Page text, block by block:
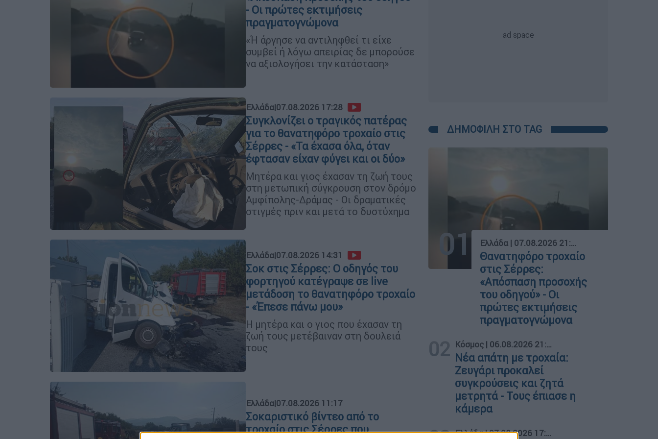
- Οι πρώτες εκτιμήσεις
πραγματογνώμονα
«Ή άργησε να αντιληφθεί τι είχε
συμβεί ή λόγω απειρίας δε μπορούσε
να αξιολογήσει την κατάσταση»
Ελλάδα|07.08.2026 17:28
Συγκλονίζει ο τραγικός πατέρας
για το θανατηφόρο τροχαίο στις
Σέρρες - «Τα έχασα όλα, όταν
έφτασαν είχαν φύγει και οι δύο»
Μητέρα και γιος έχασαν τη ζωή τους
στη μετωπική σύγκρουση στον δρόμο
Αμφίπολης-Δράμας - Οι δραματικές
στιγμές πριν και μετά το δυστύχημα
Ελλάδα|07.08.2026 14:31
Σοκ στις Σέρρες: Ο οδηγός του
φορτηγού κατέγραψε σε live
μετάδοση το θανατηφόρο τροχαίο
- «Έπεσε πάνω μου»
Η μητέρα και ο γιος που έχασαν τη
ζωή τους μετέβαιναν στη δουλειά
τους
Ελλάδα|07.08.2026 11:17
Σοκαριστικό βίντεο από το
τροχαίο στις Σέρρες που
ΔΗΜΟΦΙΛΗ ΣΤΟ TAG
01 Ελλάδα | 07.08.2026 21:50
Θανατηφόρο τροχαίο
στις Σέρρες:
«Απόσπαση προσοχής
του οδηγού» - Οι
πρώτες εκτιμήσεις
πραγματογνώμονα
02 Κόσμος | 06.08.2026 21:16
Νέα απάτη με τροχαία:
Ζευγάρι προκαλεί
συγκρούσεις και ζητά
μετρητά - Τους έπιασε η
κάμερα
Ελλάδα|07.08.2026 17:28